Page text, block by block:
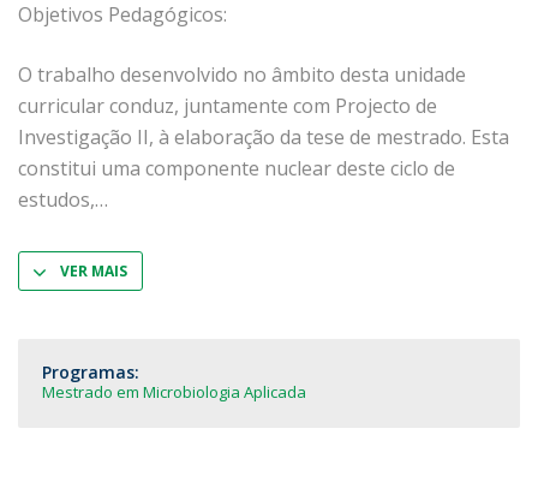
Objetivos Pedagógicos:
O trabalho desenvolvido no âmbito desta unidade
curricular conduz, juntamente com Projecto de
Investigação II, à elaboração da tese de mestrado. Esta
constitui uma componente nuclear deste ciclo de
estudos,
VER MAIS
Programas:
Mestrado em Microbiologia Aplicada